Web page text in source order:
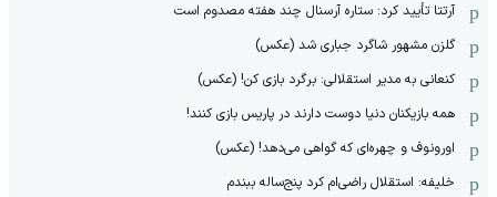
آرتتا تأیید کرد: ستاره آرسنال چند هفته مصدوم است
گلزن مشهور شاگرد جباری شد (عکس)
کنعانی به مدیر استقلالی: برگرد بازی کن! (عکس)
همه بازیکنان دنیا دوست دارند در پاریس بازی کنند!
اورونوف و چهره‌ای که گواهی می‌دهد! (عکس)
خلیفه: استقلال راضی‌ام کرد پنج‌ساله ببندم